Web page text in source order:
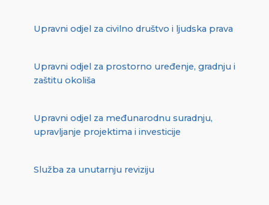
Upravni odjel za civilno društvo i ljudska prava
Upravni odjel za prostorno uređenje, gradnju i
zaštitu okoliša
Upravni odjel za međunarodnu suradnju,
upravljanje projektima i investicije
Služba za unutarnju reviziju